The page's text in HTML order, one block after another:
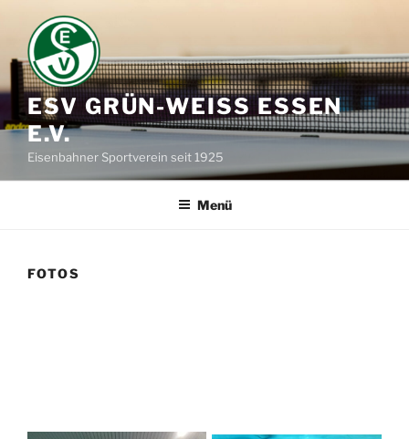
Inhalt
springen
ESV GRÜN-WEISS ESSEN E
.V.
Eisenbahner Sportverein seit 1925
Menü
FOTOS